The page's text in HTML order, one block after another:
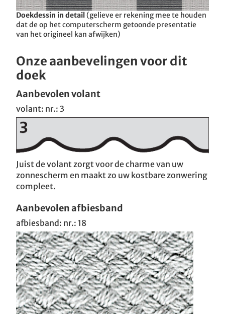
Doekdessin in detail(gelieve er rekening mee te houden
dat de op het computerscherm getoonde presentatie
van het origineel kan afwijken)
Onze aanbevelingen voor dit
doek
Aanbevolen volant
volant: nr.: 3
Juist de volant zorgt voor de charme van uw
zonnescherm en maakt zo uw kostbare zonwering
compleet.
Aanbevolen afbiesband
afbiesband: nr.: 18